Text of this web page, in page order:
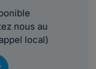
nous au
local)